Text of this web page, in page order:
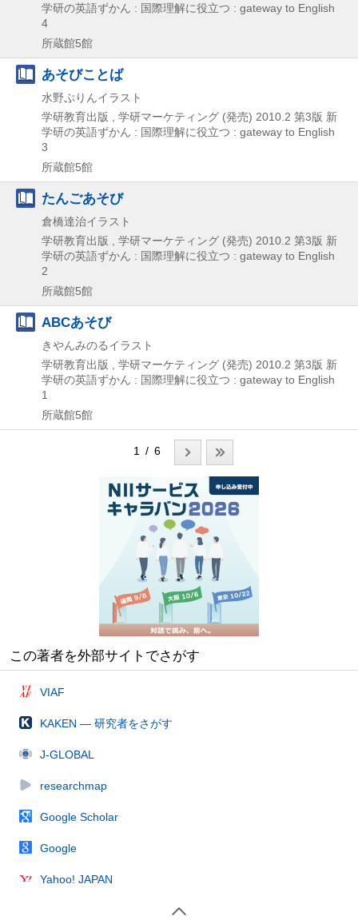
学研の英語ずかん : 国際理解に役立つ : gateway to English
4
所蔵館5館
あそびことば
水野ぷりんイラスト
学研教育出版 , 学研マーケティング (発売) 2010.2 第3版 新
学研の英語ずかん : 国際理解に役立つ : gateway to English
3
所蔵館5館
たんごあそび
倉橋達治イラスト
学研教育出版 , 学研マーケティング (発売) 2010.2 第3版 新
学研の英語ずかん : 国際理解に役立つ : gateway to English
2
所蔵館5館
ABCあそび
きやんみのるイラスト
学研教育出版 , 学研マーケティング (発売) 2010.2 第3版 新
学研の英語ずかん : 国際理解に役立つ : gateway to English
1
所蔵館5館
1 / 6
この著者を外部サイトでさがす
VIAF
KAKEN — 研究者をさがす
J-GLOBAL
researchmap
Google Scholar
Google
Yahoo! JAPAN